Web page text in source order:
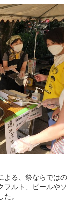
よる、祭ならではの
ルト、ビールやソ
。